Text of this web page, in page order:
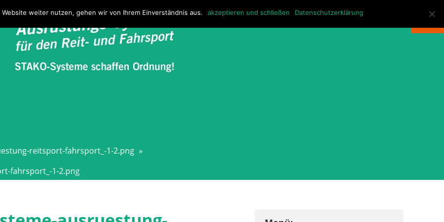
KONTAKT
reitsport-fahrsport_-1-2.png »
fahrsport_-1-2.png
weiter nutzen, gehen wir von Ihrem Einverständnis aus. akzeptieren und schließen Datenschutzerklärung